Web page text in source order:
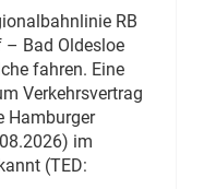
RB
Bad Oldesloe
fahren. Eine
Verkehrsvertrag
Hamburger
im
(TED: